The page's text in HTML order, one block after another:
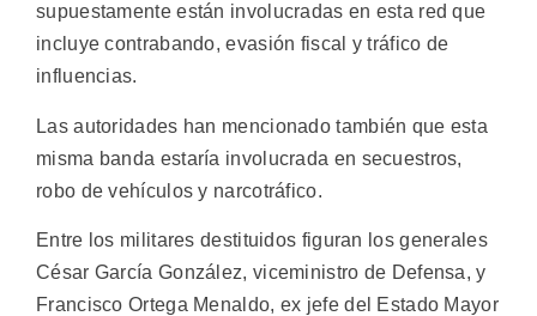
supuestamente están involucradas en esta red que
incluye contrabando, evasión fiscal y tráfico de
influencias.
Las autoridades han mencionado también que esta
misma banda estaría involucrada en secuestros,
robo de vehículos y narcotráfico.
Entre los militares destituidos figuran los generales
César García González, viceministro de Defensa, y
Francisco Ortega Menaldo, ex jefe del Estado Mayor